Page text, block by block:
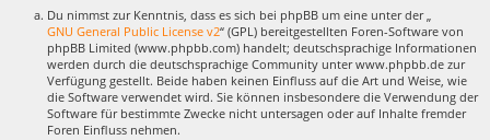
Du nimmst zur Kenntnis, dass es sich bei phpBB um eine unter der „
GNU General Public License v2“ (GPL) bereitgestellten Foren-Software von
phpBB Limited (www.phpbb.com) handelt; deutschsprachige Informationen
werden durch die deutschsprachige Community unter www.phpbb.de zur
Verfügung gestellt. Beide haben keinen Einfluss auf die Art und Weise, wie
die Software verwendet wird. Sie können insbesondere die Verwendung der
Software für bestimmte Zwecke nicht untersagen oder auf Inhalte fremder
Foren Einfluss nehmen.